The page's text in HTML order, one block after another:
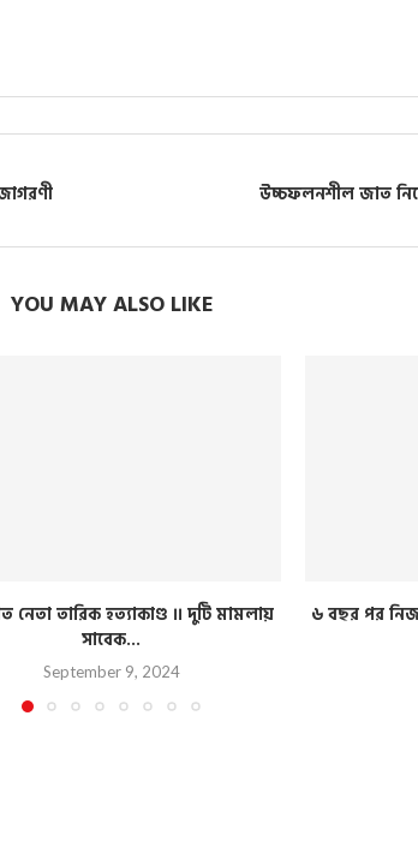
উচ্চফলনশীল জাত
YOU MAY ALSO LIKE
নেতা তারিক হত্যাকাণ্ড ।। দুটি মামলায়
সাবেক...
September 9, 2024
৬ বছর পর